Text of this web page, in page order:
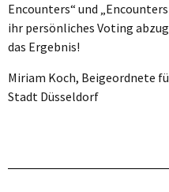
Encounters“ und
ihr persönliches Voting
das Ergebnis!
Miriam Koch, Beigeordnete
Stadt Düsseldorf